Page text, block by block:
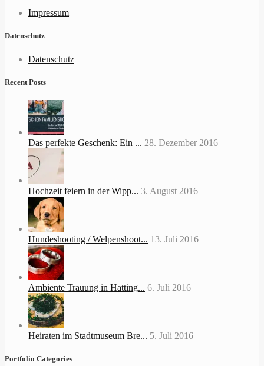
Impressum
Datenschutz
Datenschutz
Recent Posts
Das perfekte Geschenk: Ein ... 28. Dezember 2016
Hochzeit feiern in der Wipp... 3. August 2016
Hundeshooting / Welpenshoot... 13. Juli 2016
Ambiente Trauung in Hatting... 6. Juli 2016
Heiraten im Stadtmuseum Bre... 5. Juli 2016
Portfolio Categories